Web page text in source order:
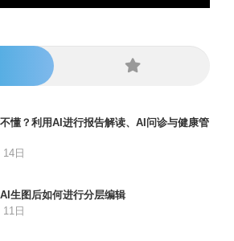
懂？利用AI进行报告解读、AI问诊与健康管
日
生图后如何进行分层编辑
日